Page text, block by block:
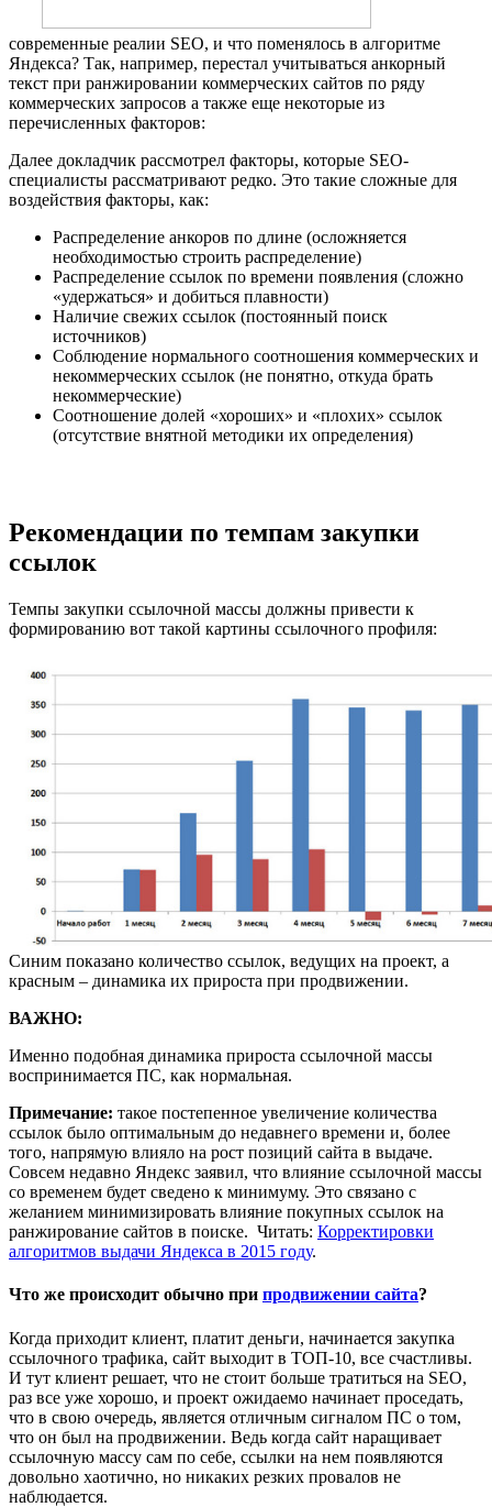
современные реалии SEO, и что поменялось в алгоритме
Яндекса? Так, например, перестал учитываться анкорный
текст при ранжировании коммерческих сайтов по ряду
коммерческих запросов а также еще некоторые из
перечисленных факторов:
Далее докладчик рассмотрел факторы, которые SEO-
специалисты рассматривают редко. Это такие сложные для
воздействия факторы, как:
Распределение анкоров по длине (осложняется
необходимостью строить распределение)
Распределение ссылок по времени появления (сложно
«удержаться» и добиться плавности)
Наличие свежих ссылок (постоянный поиск
источников)
Соблюдение нормального соотношения коммерческих и
некоммерческих ссылок (не понятно, откуда брать
некоммерческие)
Соотношение долей «хороших» и «плохих» ссылок
(отсутствие внятной методики их определения)
Рекомендации по темпам закупки
ссылок
Темпы закупки ссылочной массы должны привести к
формированию вот такой картины ссылочного профиля:
Синим показано количество сcылок, ведущих на проект, а
красным – динамика их прироста при продвижении.
ВАЖНО:
Именно подобная динамика прироста ссылочной массы
воспринимается ПС, как нормальная.
Примечание: такое постепенное увеличение количества
ссылок было оптимальным до недавнего времени и, более
того, напрямую влияло на рост позиций сайта в выдаче.
Совсем недавно Яндекс заявил, что влияние ссылочной массы
со временем будет сведено к минимуму. Это связано с
желанием минимизировать влияние покупных ссылок на
ранжирование сайтов в поиске. Читать: Корректировки
алгоритмов выдачи Яндекса в 2015 году.
Что же происходит обычно при продвижении сайта?
Когда приходит клиент, платит деньги, начинается закупка
ссылочного трафика, сайт выходит в ТОП-10, все счастливы.
И тут клиент решает, что не стоит больше тратиться на SEO,
раз все уже хорошо, и проект ожидаемо начинает проседать,
что в свою очередь, является отличным сигналом ПС о том,
что он был на продвижении. Ведь когда сайт наращивает
ссылочную массу сам по себе, ссылки на нем появляются
довольно хаотично, но никаких резких провалов не
наблюдается.